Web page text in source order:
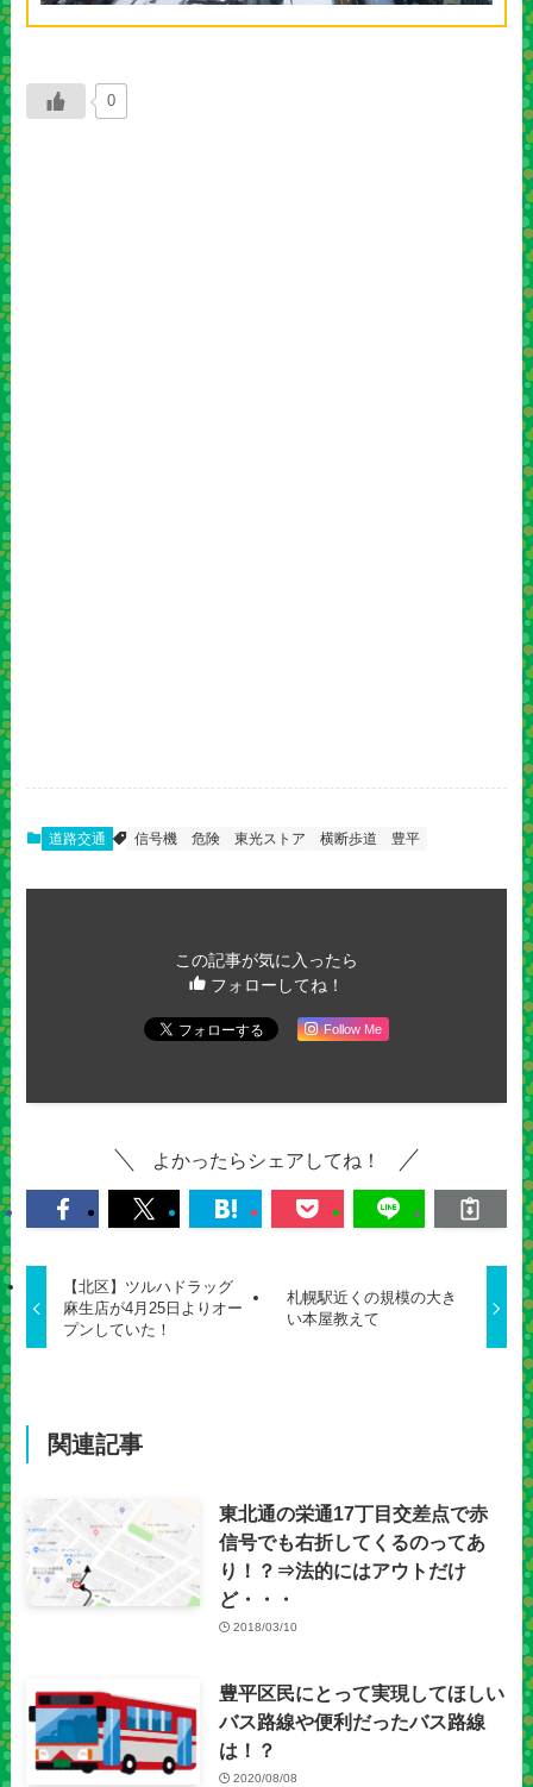
0
道路交通 信号機 危険 東光ストア 横断歩道 豊平
この記事が気に入ったら
フォローしてね！
Follow Me
よかったらシェアしてね！
【北区】ツルハドラッグ
麻生店が4月25日よりオー
プンしていた！
札幌駅近くの規模の大き
い本屋教えて
関連記事
東北通の栄通17丁目交差点で赤
信号でも右折してくるのってあ
り！？⇒法的にはアウトだけ
ど・・・
2018/03/10
豊平区民にとって実現してほしい
バス路線や便利だったバス路線
は！？
2020/08/08